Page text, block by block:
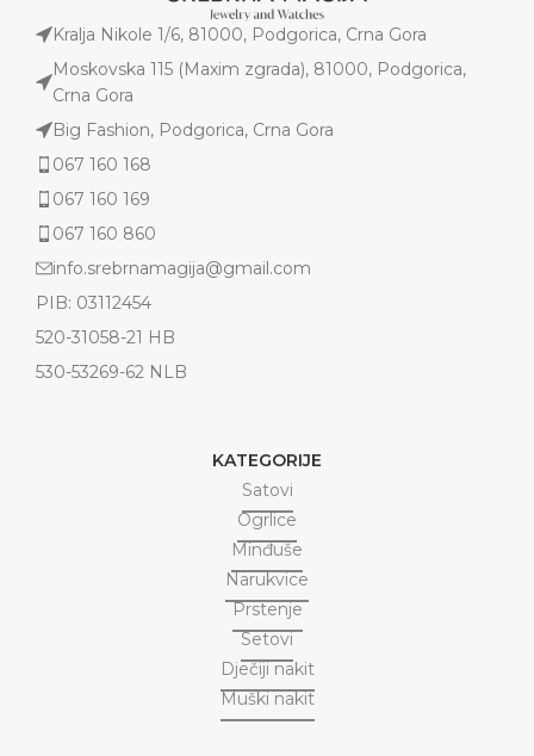
Kralja Nikole 1/6, 81000, Podgorica, Crna Gora
Moskovska 115 (Maxim zgrada), 81000, Podgorica,
Crna Gora
Big Fashion, Podgorica, Crna Gora
067 160 168
067 160 169
067 160 860
info.srebrnamagija@gmail.com
PIB: 03112454
520-31058-21 HB
530-53269-62 NLB
KATEGORIJE
Satovi
Ogrlice
Minđuše
Narukvice
Prstenje
Setovi
Dječiji nakit
Muški nakit